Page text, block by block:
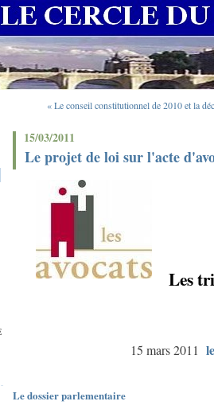
« Le conseil constitutionnel de 2010 et la
15/03/2011
Le projet de loi sur l'acte
Les
15 mars 2011
Le dossier parlementaire